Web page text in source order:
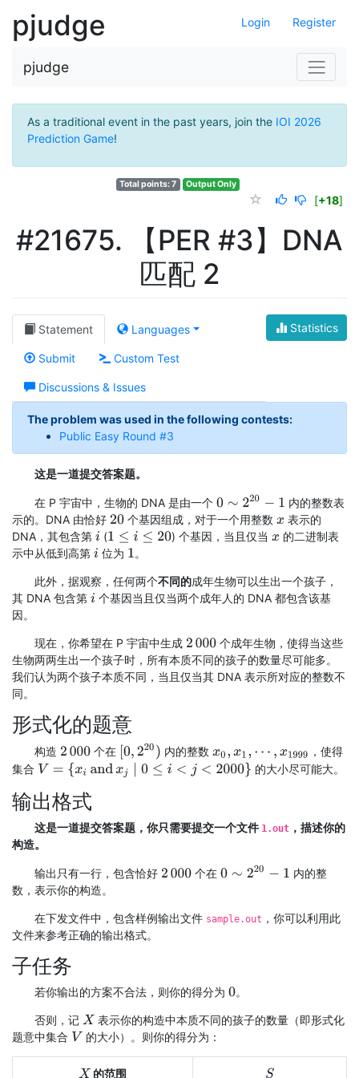
Login Register
pjudge
pjudge
As a traditional event in the past years, join the IOI 2026
Prediction Game!
Total points: 7 Output Only
[+18]
#21675. 【PER #3】DNA
匹配 2
Statistics
Statement Languages
Submit Custom Test
Discussions & Issues
The problem was used in the following contests:
Public Easy Round #3
这是一道提交答案题。
在 P 宇宙中，生物的 DNA 是由一个 0 ∼2 20− 1
内的整数表
示的。DNA 由恰好 20个基因组成，对于一个用整数 x 表示的
DNA，其包含第 i (1≤i≤ 20 ) 个基因，当且仅当x 的二进制表
示中从低到高第 i 位为 1 。
此外，据观察，任何两个不同的成年生物可以生出一个孩子，
其 DNA 包含第 i 个基因当且仅当两个成年人的 DNA 都包含该基
因。
现在，你希望在 P 宇宙中生成 2 000 个成年生物，使得当这些
生物两两生出一个孩子时，所有本质不同的孩子的数量尽可能多。
我们认为两个孩子本质不同，当且仅当其 DNA 表示所对应的整数不
同。
形式化的题意
构造 2 000 个在 [0 220) 内的整数x0,x1,⋯, x 1999
，使得
集合 V= {xi andx j∣0≤ <j< 2000} 的大小尽可能大。
输出格式
这是一道提交答案题，你只需要提交一个文件 1.out ，描述你的
构造。
输出只有一行，包含恰好 2 000 个在0 ∼2 20− 1
内的整
数，表示你的构造。
在下发文件中，包含样例输出文件 sample.out ，你可以利用此
文件来参考正确的输出格式。
子任务
若你输出的方案不合法，则你的得分为 0。
否则，记 X 表示你的构造中本质不同的孩子的数量（即形式化
题意中集合 V 的大小）。则你的得分为：
X 的范围 S